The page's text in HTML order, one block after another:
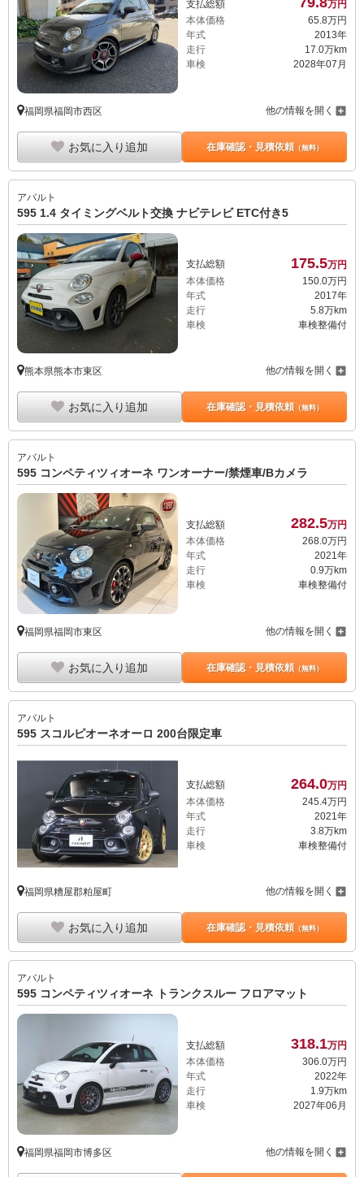
支払総額
万円
本体価格
65.8万円
年式
2013年
走行
17.0万km
車検
2028年07月
福岡県福岡市西区 他の情報を開く
お気に入り追加 在庫確認・見積依頼（無料）
アバルト
595 1.4 タイミングベルト交換 ナビテレビ ETC付き5
支払総額 175.5万円
本体価格
150. 0万円
年式
2017年
走行
5.8万km
車検
車検整備付
熊本県熊本市東区 他の情報を開く
お気に入り追加 在庫確認・見積依頼（無料）
アバルト
595 コンペティツィオーネ ワンオーナー/禁煙車/Bカメラ
支払総額 282.5万円
本体価格
268.0万円
年式
2021年
走行
0.9万km
車検
車検整備付
福岡県福岡市東区 他の情報を開く
お気に入り追加 在庫確認・見積依頼（無料）
アバルト
595 スコルピオーネオーロ 200台限定車
支払総額 264.0万円
本体価格
245. 4万円
年式
2021年
走行
3.8万km
車検
車検整備付
福岡県糟屋郡粕屋町 他の情報を開く
お気に入り追加 在庫確認・見積依頼（無料）
アバルト
595 コンペティツィオーネ トランクスルー フロアマット
支払総額 318.1万円
本体価格
306.0万円
年式
2022年
走行
1.9万km
車検
2027年06月
福岡県福岡市博多区 他の情報を開く